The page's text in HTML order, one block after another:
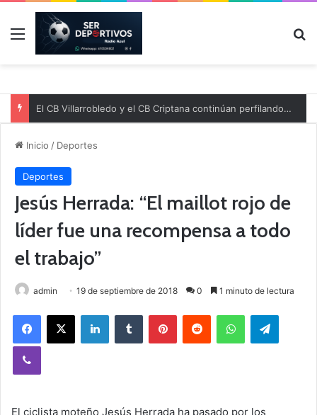
Menú
El CB Villarrobledo y el CB Criptana continúan perfilando sus plantillas
Inicio / Deportes
Deportes
Jesús Herrada: “El maillot rojo de
líder fue una recompensa a todo
el trabajo”
admin 19 de septiembre de 2018 0 1 minuto de lectura
El ciclista moteño Jesús Herrada ha pasado por los